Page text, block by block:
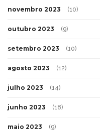
novembro 2023 (10)
outubro 2023 (9)
setembro 2023 (10)
agosto 2023 (12)
julho 2023 (14)
junho 2023 (18)
maio 2023 (9)